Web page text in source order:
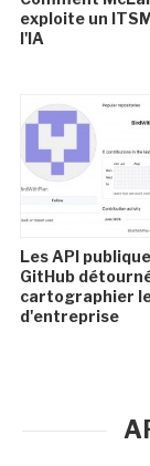
exploite un
l'IA
Les API
GitHub
cartographier
d'entreprise